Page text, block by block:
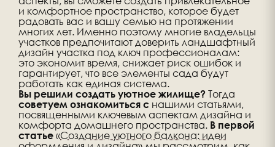
и комфортное пространство, которое будет
радовать вас и вашу семью на протяжении
многих лет. Именно поэтому многие владельцы
участков предпочитают доверить ландшафтный
дизайн участка под ключ профессионалам:
это экономит время, снижает риск ошибок и
гарантирует, что все элементы сада будут
работать как единая система.
Вы решили создать уютное жилище? Тогда
советуем ознакомиться с нашими статьями,
посвященными ключевым аспектам дизайна и
комфорта домашнего пространства. В первой
статье «Создание уютного балкона: идеи